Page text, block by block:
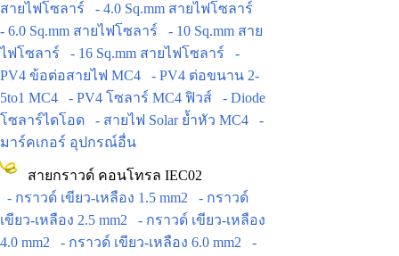
สายไฟโซลาร์
- 4.0 Sq.mm สายไฟโซลาร์
- 6.0 Sq.mm สายไฟโซลาร์
- 10 Sq.mm สาย
ไฟโซลาร์
- 16 Sq.mm สายไฟโซลาร์
-
PV4 ข้อต่อสายไฟ MC4
- PV4 ต่อขนาน 2-
5to1 MC4
- PV4 โซลาร์ MC4 ฟิวส์
- Diode
โซลาร์ไดโอด
- สายไฟ Solar ย้ำหัว MC4
-
มาร์คเกอร์ อุปกรณ์อื่น
สายกราวด์ คอนโทรล IEC02
- กราวด์ เขียว-เหลือง 1.5 mm2
- กราวด์
เขียว-เหลือง 2.5 mm2
- กราวด์ เขียว-เหลือง
4.0 mm2
- กราวด์ เขียว-เหลือง 6.0 mm2
-